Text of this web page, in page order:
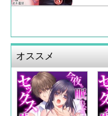
オススメ